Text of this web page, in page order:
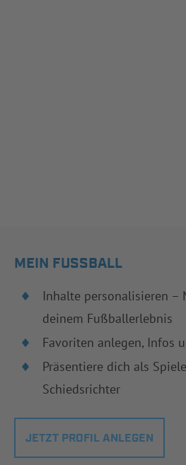
MEIN FUSSBALL
Inhalte personalisieren –
deinem Fußballerlebnis
Favoriten anlegen, Infos
Präsentiere dich als
Schiedsrichter
JETZT PROFIL ANLEGEN